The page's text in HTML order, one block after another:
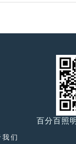
百分百照
我们